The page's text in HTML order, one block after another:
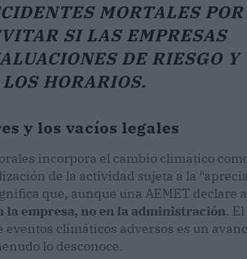
MORTALES POR
SI LAS EMPRESAS
DE RIESGO Y
HORARIOS.
y los vacíos legales
incorpora el cambio climático
de la actividad sujeta a la
que, aunque una AEMET declare
la empresa, no en la administración.
climáticos adversos es un
lo desconoce.